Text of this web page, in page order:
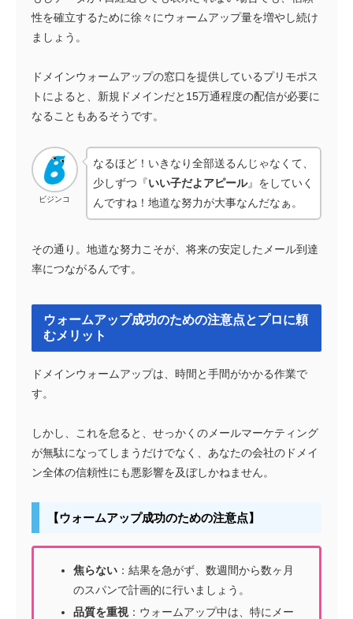
性を確立するために徐々にウォームアップ量を増やし続け
ましょう。
ドメインウォームアップの窓口を提供しているプリモポス
トによると、新規ドメインだと15万通程度の配信が必要に
なることもあるそうです。
ビジンコ
なるほど！いきなり全部送るんじゃなくて、
少しずつ『いい子だよアピール』をしていく
んですね！地道な努力が大事なんだなぁ。
その通り。地道な努力こそが、将来の安定したメール到達
率につながるんです。
ウォームアップ成功のための注意点とプロに頼
むメリット
ドメインウォームアップは、時間と手間がかかる作業で
す。
しかし、これを怠ると、せっかくのメールマーケティング
が無駄になってしまうだけでなく、あなたの会社のドメイ
ン全体の信頼性にも悪影響を及ぼしかねません。
【ウォームアップ成功のための注意点】
焦らない：結果を急がず、数週間から数ヶ月
のスパンで計画的に行いましょう。
品質を重視：ウォームアップ中は、特にメー